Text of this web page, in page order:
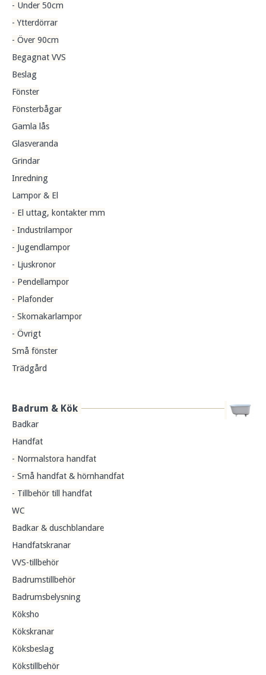
- Under 50cm
- Ytterdörrar
- Över 90cm
Begagnat VVS
Beslag
Fönster
Fönsterbågar
Gamla lås
Glasveranda
Grindar
Inredning
Lampor & El
- El uttag, kontakter mm
- Industrilampor
- Jugendlampor
- Ljuskronor
- Pendellampor
- Plafonder
- Skomakarlampor
- Övrigt
Små fönster
Trädgård
Badrum & Kök
Badkar
Handfat
- Normalstora handfat
- Små handfat & hörnhandfat
- Tillbehör till handfat
WC
Badkar & duschblandare
Handfatskranar
VVS-tillbehör
Badrumstillbehör
Badrumsbelysning
Köksho
Kökskranar
Köksbeslag
Kökstillbehör